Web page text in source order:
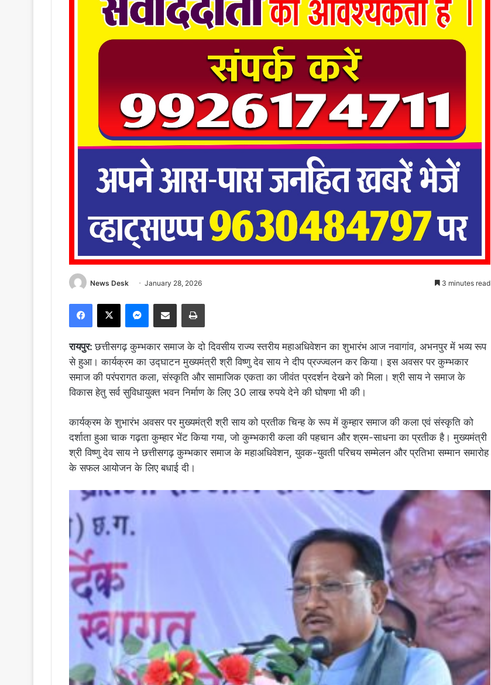
News Desk January 28, 2026 3 minutes read
Facebook
X Messenger
Share via Email Print
रायपुर:छत्तीसगढ़ कुम्भकार समाज के दो दिवसीय राज्य स्तरीय महाअधिवेशन का शुभारंभ आज नवागांव, अभनपुर में भव्य रूप
से हुआ। कार्यक्रम का उद्घाटन मुख्यमंत्री श्री विष्णु देव साय ने दीप प्रज्ज्वलन कर किया। इस अवसर पर कुम्भकार
समाज की परंपरागत कला, संस्कृति और सामाजिक एकता का जीवंत प्रदर्शन देखने को मिला। श्री साय ने समाज के
विकास हेतु सर्व सुविधायुक्त भवन निर्माण के लिए 30 लाख रुपये देने की घोषणा भी की।
कार्यक्रम के शुभारंभ अवसर पर मुख्यमंत्री श्री साय को प्रतीक चिन्ह के रूप में कुम्हार समाज की कला एवं संस्कृति को
दर्शाता हुआ चाक गढ़ता कुम्हार भेंट किया गया, जो कुम्भकारी कला की पहचान और श्रम-साधना का प्रतीक है। मुख्यमंत्री
श्री विष्णु देव साय ने छत्तीसगढ़ कुम्भकार समाज के महाअधिवेशन, युवक-युवती परिचय सम्मेलन और प्रतिभा सम्मान समारोह
के सफल आयोजन के लिए बधाई दी।